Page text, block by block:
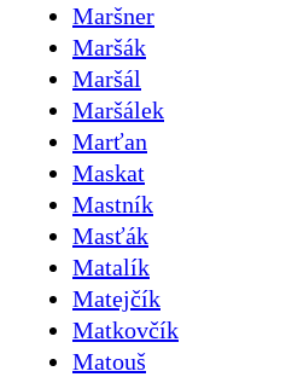
Maršner
Maršák
Maršál
Maršálek
Marťan
Maskat
Mastník
Masťák
Matalík
Matejčík
Matkovčík
Matouš